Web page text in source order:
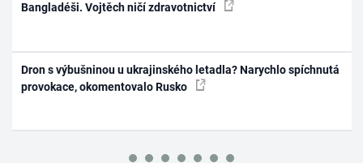
Bangladéši. Vojtěch ničí zdravotnictví
Dron s výbušninou u ukrajinského letadla? Narychlo spíchnutá
provokace, okomentovalo Rusko